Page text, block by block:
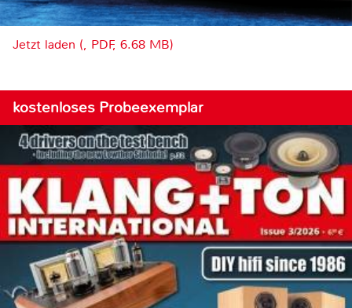
Jetzt laden (, PDF, 6.68 MB)
kostenloses Probeexemplar